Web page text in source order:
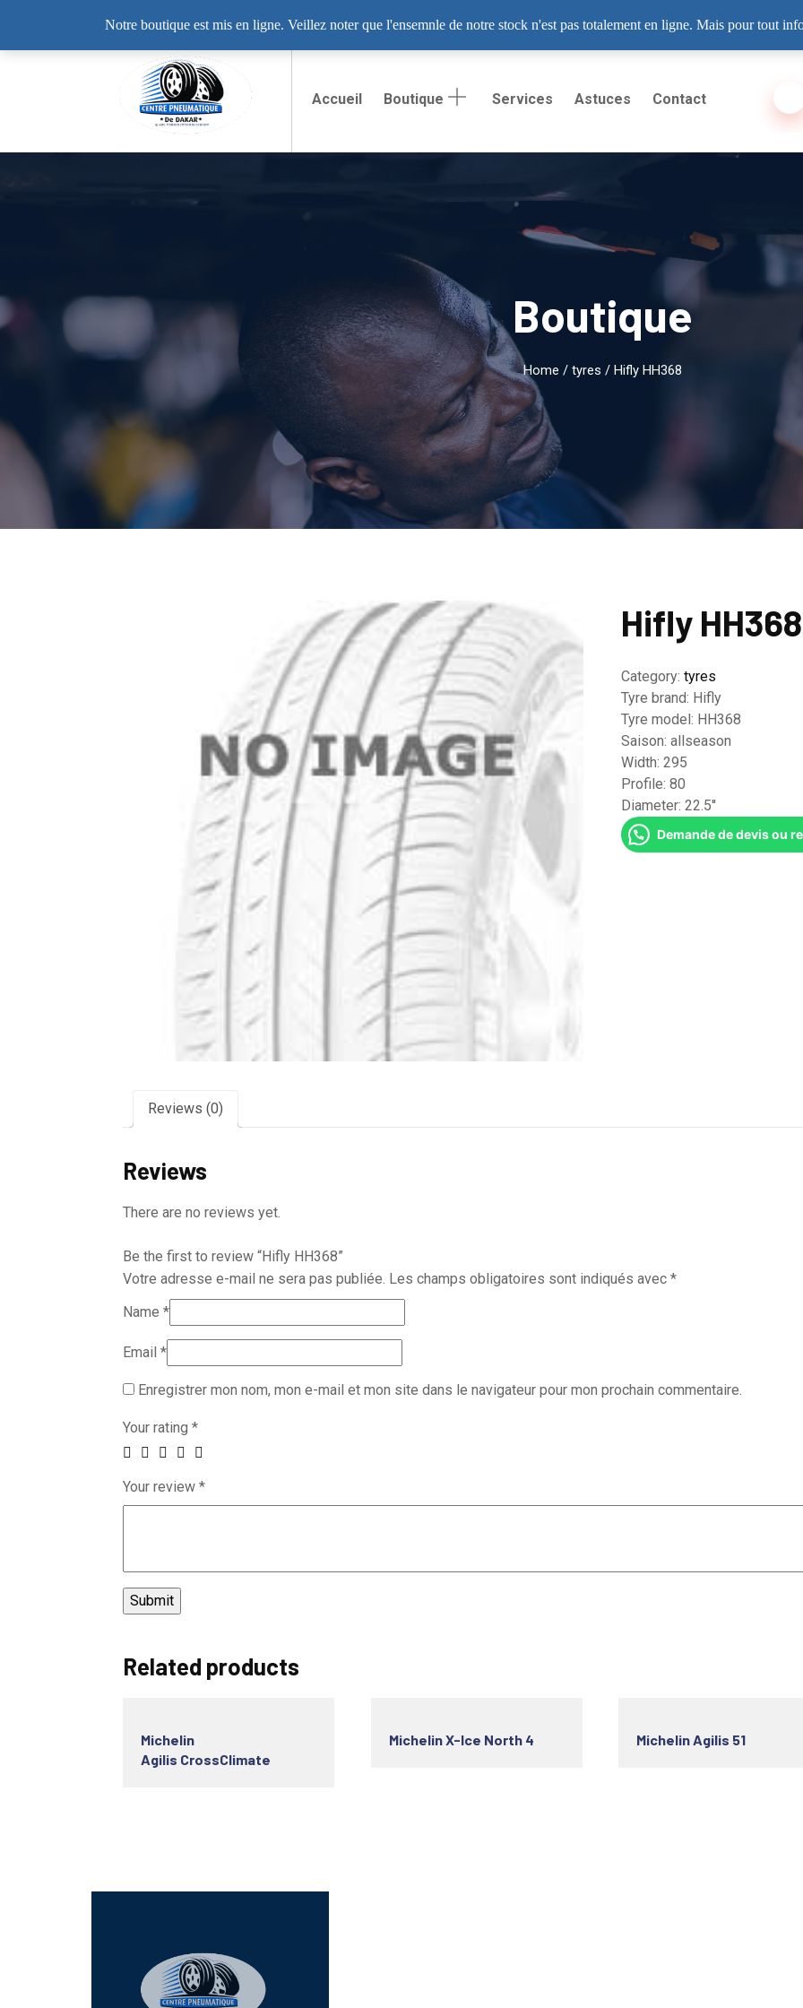
Lundi - Samedi: 8:00 - 19:00 12 Rue LIB 06, Dakar
Accueil Boutique Services Astuces Contact
Boutique
Home / tyres / Hifly HH368
Hifly HH368
Category:tyres
Tyre brand: Hifly
Tyre model: HH368
Saison:allseason
Width:295
Profile:80
Diameter:22.5''
Demande de devis ou
Reviews (0)
Reviews
There are no reviews yet.
Be the first to review “Hifly HH368”
Votre adresse e-mail ne sera pas publiée. Les champs obligatoires sont indiqués avec *
Name *
Email *
Enregistrer mon nom, mon e-mail et mon site dans le navigateur pour mon prochain commentaire.
Your rating *
Your review *
Related products
Michelin
Agilis CrossClimate
Michelin X-Ice North 4 Michelin Agilis 51
Notre boutique est mis en ligne. Veillez noter que l'ensemnle de notre stock n'est pas totalement en ligne. Mais pour tout